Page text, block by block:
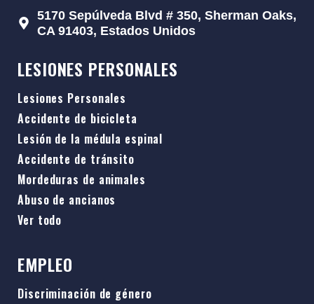
EMPLEO
Discriminación de género
LESIONES PERSONALES
Lesiones Personales
Accidente de bicicleta
Lesión de la médula espinal
Accidente de tránsito
Mordeduras de animales
Abuso de ancianos
Ver todo
5170 Sepúlveda Blvd # 350, Sherman Oaks,
CA 91403, Estados Unidos